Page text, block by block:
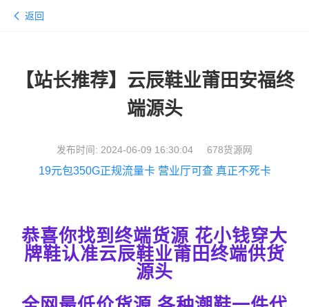
返回
【站长推荐】云辰鞋业莆田安福终
端源头
发布时间: 2024-06-09 16:30:04 678货源网
19元包350G正规流量卡 营业厅可查 真正不死卡
恭喜你找到终端货源 花小钱穿大
牌鞋认准云辰鞋业莆田终端供货
源头